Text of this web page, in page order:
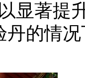
显著提
丹的情